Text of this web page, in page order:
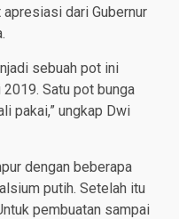
dari Gubernur
sebuah pot ini
Satu pot bunga
pakai,” ungkap Dwi
dengan beberapa
putih. Setelah itu
pembuatan sampai